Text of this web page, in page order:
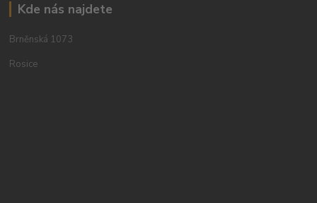
Kde nás najdete
Brněnská 1073
Rosice